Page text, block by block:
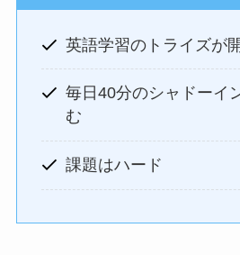
英語学習のトライズが
毎日40分のシャドーイ
む
課題はハード